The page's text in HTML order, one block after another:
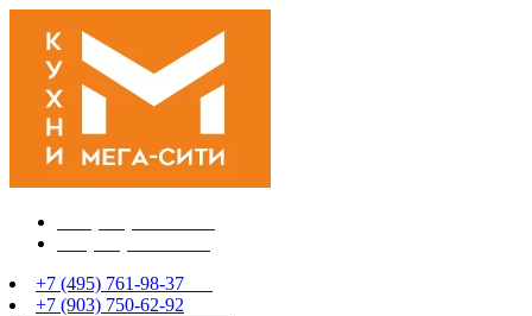
+7 (495) 761-98-37
+7 (903) 750-62-92